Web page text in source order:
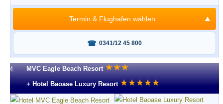
0341/12 45 800
Termin & Flughafen wählen
4. MVC Eagle Beach Resort ★★★
+ Hotel Baoase Luxury Resort ★★★★★